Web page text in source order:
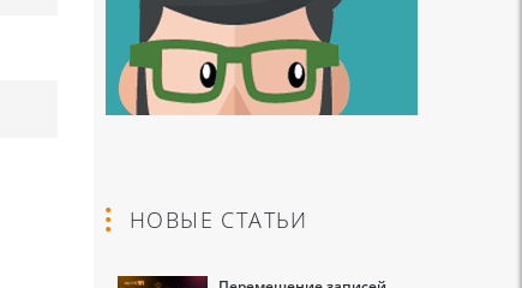
НОВЫЕ СТАТЬИ